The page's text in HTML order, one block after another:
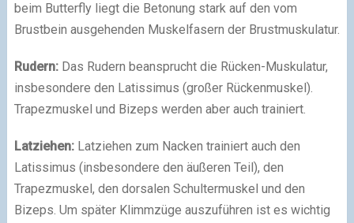
beim Butterfly liegt die Betonung stark auf den vom
Brustbein ausgehenden Muskelfasern der Brustmuskulatur.
Rudern:Das Rudern beansprucht die Rücken-Muskulatur,
insbesondere den Latissimus (großer Rückenmuskel).
Trapezmuskel und Bizeps werden aber auch trainiert.
Latziehen: Latziehen zum Nacken trainiert auch den
Latissimus (insbesondere den äußeren Teil), den
Trapezmuskel, den dorsalen Schultermuskel und den
Bizeps. Um später Klimmzüge auszuführen ist es wichtig